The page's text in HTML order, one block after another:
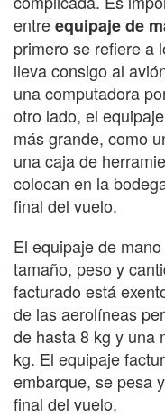
entreequipaje de
primero se refiere a
lleva consigo al
una computadora
otro lado, el
más grande, como
una caja de
colocan en la
final del vuelo.
El equipaje de
tamaño, peso y
facturado está
de las aerolíneas
de hasta 8 kg y una
kg. El equipaje
embarque, se pesa
final del vuelo.